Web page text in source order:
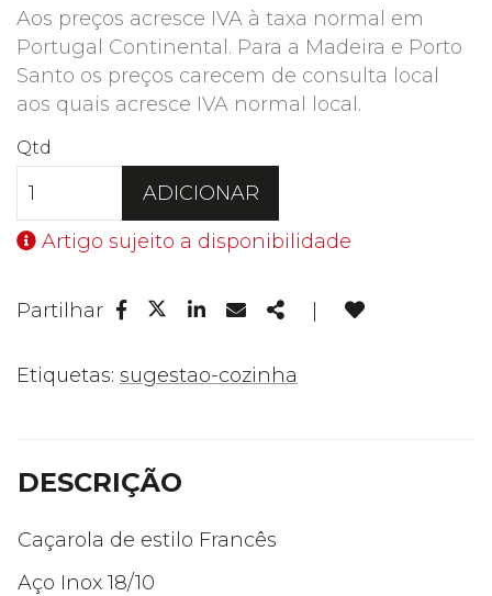
Aos preços acresce IVA à taxa normal em
Portugal Continental. Para a Madeira e Porto
Santo os preços carecem de consulta local
aos quais acresce IVA normal local.
Qtd
ADICIONAR
Artigo sujeito a disponibilidade
Partilhar
FacebookLinkedin
EmailShare
Etiquetas: sugestao-cozinha
DESCRIÇÃO
Caçarola de estilo Francês
Aço Inox 18/10